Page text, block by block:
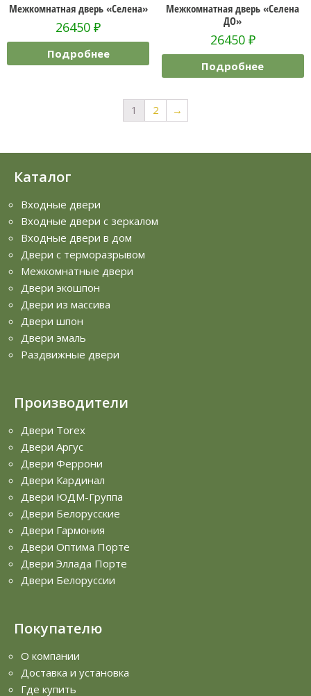
Межкомнатная дверь «Селена»
26450₽
Подробнее
Межкомнатная дверь «Селена
ДО»
26450 ₽
Подробнее
1 2 →
Каталог
Входные двери
Входные двери с зеркалом
Входные двери в дом
Двери с терморазрывом
Межкомнатные двери
Двери экошпон
Двери из массива
Двери шпон
Двери эмаль
Раздвижные двери
Производители
Двери Torex
Двери Аргус
Двери Феррони
Двери Кардинал
Двери ЮДМ-Группа
Двери Белорусские
Двери Гармония
Двери Оптима Порте
Двери Эллада Порте
Двери Белоруссии
Покупателю
О компании
Доставка и установка
Где купить